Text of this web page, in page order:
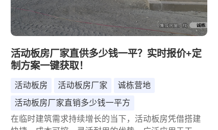
活动板房厂家直供多少钱一平？实时报价+定
制方案一键获取！
活动板房 活动板房厂家
诚栋营地
活动板房厂家直销多少钱一平方
在临时建筑需求持续增长的当下，活动板房凭借搭建